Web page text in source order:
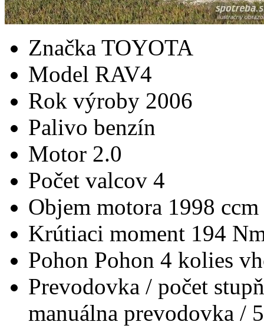
Značka TOYOTA
Model RAV4
Rok výroby 2006
Palivo benzín
Motor 2.0
Počet valcov 4
Objem motora 1998 ccm
Krútiaci moment 194
Pohon Pohon 4 kolies
Prevodovka / počet
manuálna prevodovka / 5